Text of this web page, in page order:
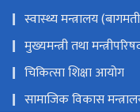
स्वास्थ्य मन्त्रालय
मुख्यमन्त्री तथा
चिकित्सा शिक्षा आयोग
सामाजिक विकास